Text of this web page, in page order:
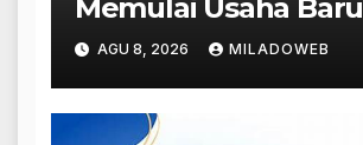
Memulai Usaha Baru
AGU 8, 2026 MILADOWEB